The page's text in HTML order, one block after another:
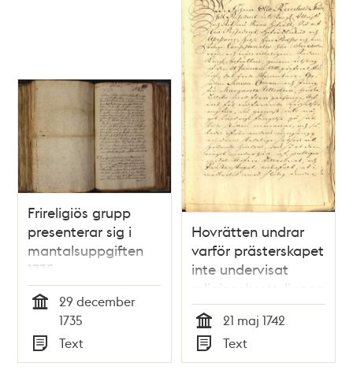
Frireligiös grupp
presenterar sig i
mantalsuppgiften
1735
29 december
1735
Typ
Text
Hovrätten undrar
varför prästerskapet
inte undervisat
religionsbrottslingarna
Öman och
Utterbom
Tid
21 maj 1742
Typ
Text